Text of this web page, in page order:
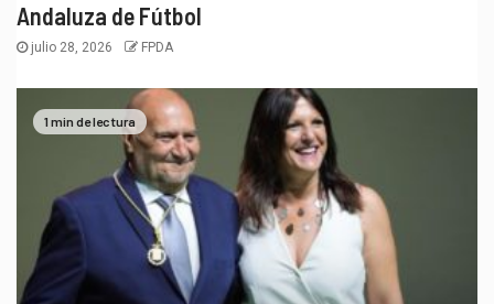
Andaluza de Fútbol
julio 28, 2026 FPDA
1 min de lectura